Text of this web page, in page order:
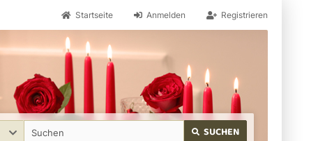
Registrieren
Anmelden
Startseite
SUCHEN